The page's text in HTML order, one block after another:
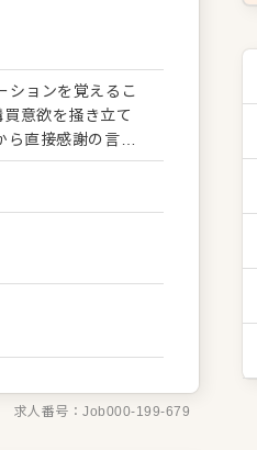
ションを覚えるこ
意欲を掻き立て
直接感謝の言葉
舗メンバーに共
どのアイデアも
経験に関わらず
ます。
求人番号：Job000-199-679